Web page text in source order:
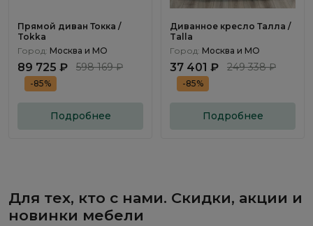
Прямой диван Токка /
Tokka
Город: Москва и МО
89 725 ₽ 598 169 ₽
-85%
Подробнее
Диванное кресло Талла /
Talla
Город: Москва и МО
37 401 ₽ 249 338 ₽
-85%
Подробнее
Для тех, кто с нами. Скидки, акции и
новинки мебели